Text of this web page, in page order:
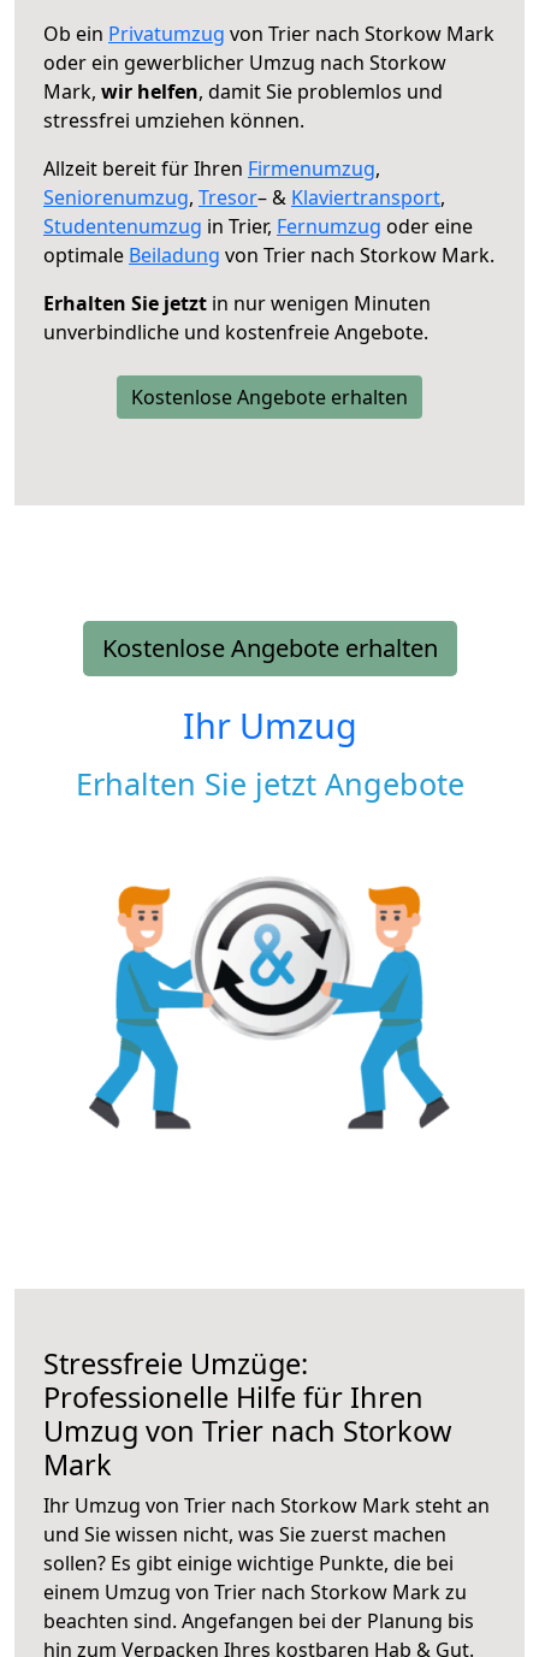
Ob ein Privatumzug von Trier nach Storkow Mark
oder ein gewerblicher Umzug nach Storkow
Mark, wir helfen, damit Sie problemlos und
stressfrei umziehen können.
Allzeit bereit für Ihren Firmenumzug,
Seniorenumzug, Tresor– & Klaviertransport,
Studentenumzug in Trier, Fernumzug oder eine
optimale Beiladung von Trier nach Storkow Mark.
Erhalten Sie jetzt in nur wenigen Minuten
unverbindliche und kostenfreie Angebote.
Kostenlose Angebote erhalten
Kostenlose Angebote erhalten
Ihr Umzug
Erhalten Sie jetzt Angebote
Stressfreie Umzüge:
Professionelle Hilfe für Ihren
Umzug von Trier nach Storkow
Mark
Ihr Umzug von Trier nach Storkow Mark steht an
und Sie wissen nicht, was Sie zuerst machen
sollen? Es gibt einige wichtige Punkte, die bei
einem Umzug von Trier nach Storkow Mark zu
beachten sind. Angefangen bei der Planung bis
hin zum Verpacken Ihres kostbaren Hab & Gut.